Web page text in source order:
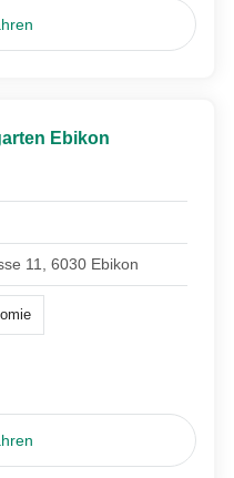
Ebikon
11, 6030 Ebikon